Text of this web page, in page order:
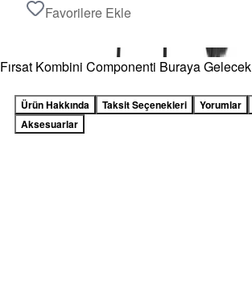
Favorilere Ekle
Fırsat Kombini Componenti Buraya Gelecek
Ürün Hakkında Taksit Seçenekleri Yorumlar
Aksesuarlar